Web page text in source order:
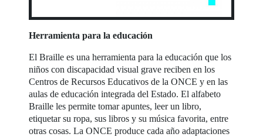
Herramienta para la educación
El Braille es una herramienta para la educación que los
niños con discapacidad visual grave reciben en los
Centros de Recursos Educativos de la ONCE y en las
aulas de educación integrada del Estado. El alfabeto
Braille les permite tomar apuntes, leer un libro,
etiquetar su ropa, sus libros y su música favorita, entre
otras cosas. La ONCE produce cada año adaptaciones